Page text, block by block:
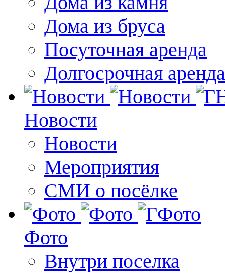
Дома из бруса
Посуточная аренда
Долгосрочная аренда
Новости
Новости
Мероприятия
СМИ о посёлке
Фото
Внутри поселка